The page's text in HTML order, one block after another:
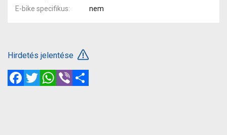
E-bike specifikus
nem
Hirdetés jelentése
FacebookTwitterWhatsApp
Viber